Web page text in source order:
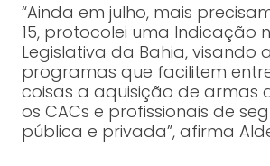
“Ainda em julho, mais
15, protocolei uma Indicação
Legislativa da Bahia, visando
programas que facilitem
coisas a aquisição de armas
os CACs e profissionais de
pública e privada”, afirma